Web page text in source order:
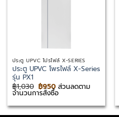
ประตู UPVC โปรไฟล์ X-SERIES
ประตู UPVC โพรไฟล์ X-Series
รุ่น PX1
฿1,030 Original
price
was:
฿1,030.
฿950Current
price
is:
฿950.
ส่วนลดตาม
จำนวนการสั่งซื้อ